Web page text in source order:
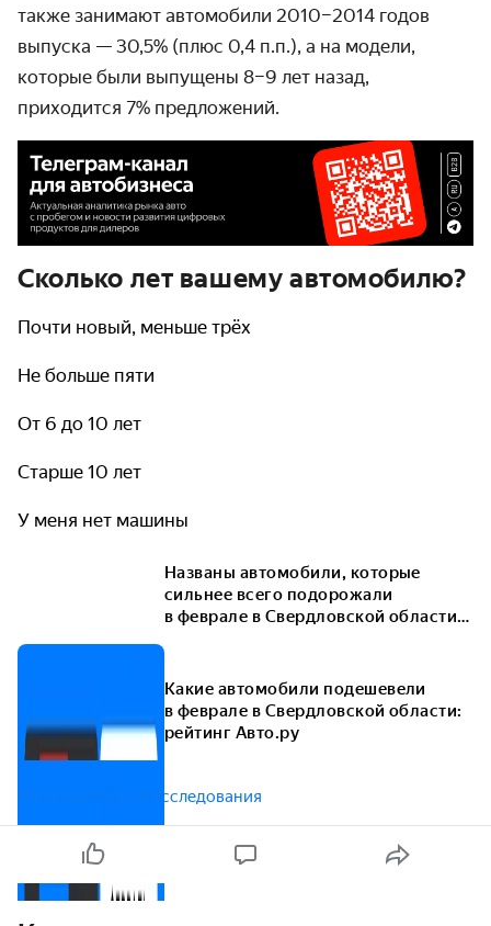
также занимают автомобили 2010–2014 годов
выпуска — 30,5% (плюс 0,4 п.п.), а на модели,
которые были выпущены 8–9 лет назад,
приходится 7% предложений.
Сколько лет вашему автомобилю?
Почти новый, меньше трёх
Не больше пяти
От 6 до 10 лет
Старше 10 лет
У меня нет машины
Названы автомобили, которые
сильнее всего подорожали
в феврале в Свердловской области:
Какие автомобили подешевели
в феврале в Свердловской области:
рейтинг Авто.ру
#Исследования